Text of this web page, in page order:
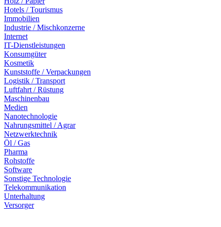
Hotels / Tourismus
Immobilien
Industrie / Mischkonzerne
Internet
IT-Dienstleistungen
Konsumgüter
Kosmetik
Kunststoffe / Verpackungen
Logistik / Transport
Luftfahrt / Rüstung
Maschinenbau
Medien
Nanotechnologie
Nahrungsmittel / Agrar
Netzwerktechnik
Öl / Gas
Pharma
Rohstoffe
Software
Sonstige Technologie
Telekommunikation
Unterhaltung
Versorger